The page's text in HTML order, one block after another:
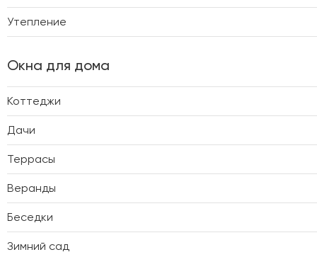
Утепление
Окна для дома
Коттеджи
Дачи
Террасы
Веранды
Беседки
Зимний сад